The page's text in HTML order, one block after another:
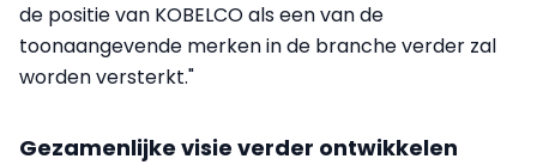
de positie van KOBELCO als een van de
toonaangevende merken in de branche verder zal
worden versterkt."
Gezamenlijke visie verder ontwikkelen